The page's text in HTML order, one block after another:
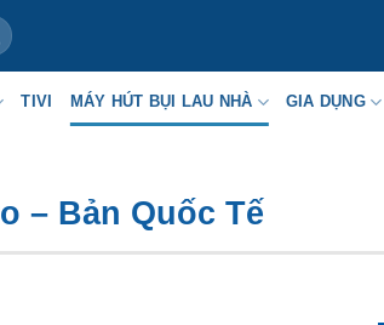
TIVI MÁY HÚT BỤI LAU NHÀ GIA DỤNG
– Bản Quốc Tế